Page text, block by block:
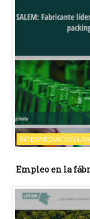
INTERMEDIACIÓN
Empleo en la